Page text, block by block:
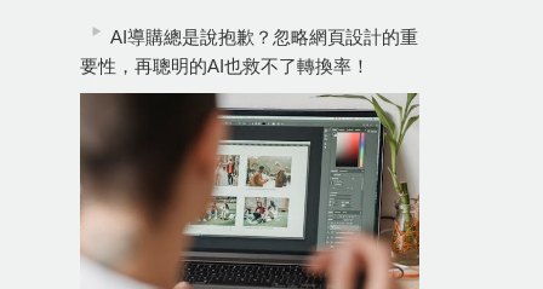
AI導購總是說抱歉？忽略網頁設計的重
要性，再聰明的AI也救不了轉換率！